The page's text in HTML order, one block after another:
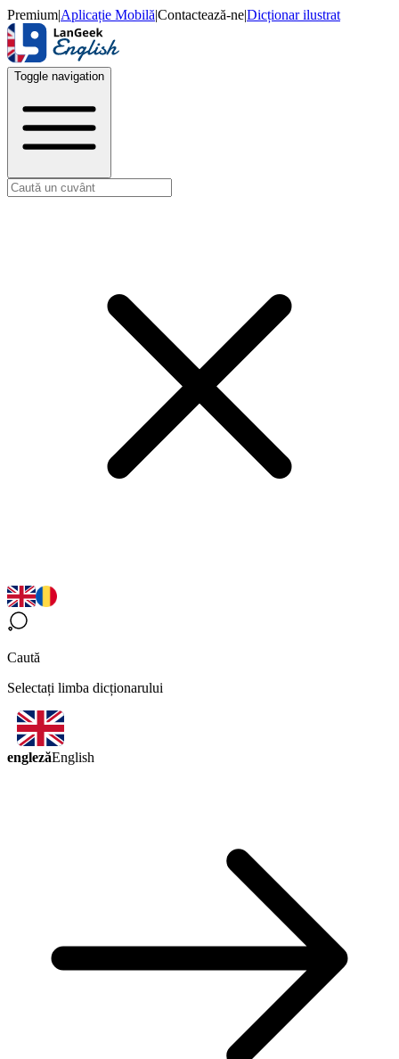
Premium|Aplicație Mobilă|Contactează-ne|Dicționar ilustrat
Toggle navigation
Caută
Selectați limba dicționarului
englezăEnglish